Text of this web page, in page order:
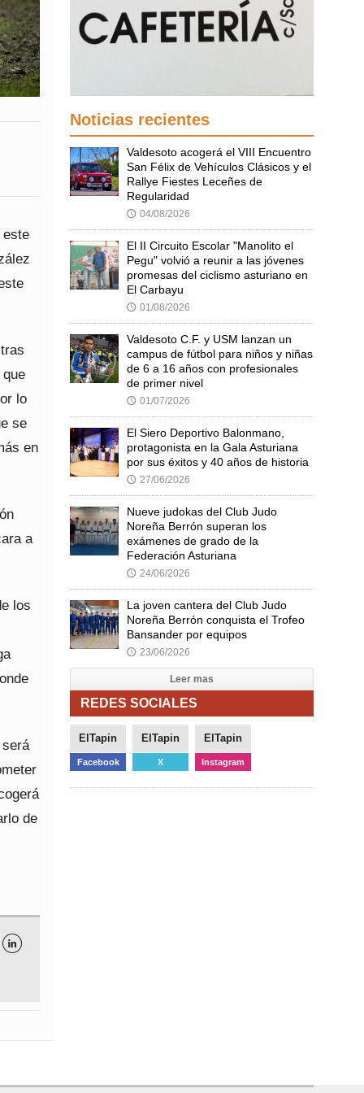
este
lo
se
en
a
los
de

Noticias recientes
Valdesoto acogerá el VIII Encuentro
San Félix de Vehículos Clásicos y el
Rallye Fiestes Leceñes de
Regularidad
🕔 04/08/2026
El II Circuito Escolar "Manolito el
Pegu" volvió a reunir a las jóvenes
promesas del ciclismo asturiano en
El Carbayu
🕔 01/08/2026
Valdesoto C.F. y USM lanzan un
campus de fútbol para niños y niñas
de 6 a 16 años con profesionales
de primer nivel
🕔 01/07/2026
El Siero Deportivo Balonmano,
protagonista en la Gala Asturiana
por sus éxitos y 40 años de historia
🕔 27/06/2026
Nueve judokas del Club Judo
Noreña Berrón superan los
exámenes de grado de la
Federación Asturiana
🕔 24/06/2026
La joven cantera del Club Judo
Noreña Berrón conquista el Trofeo
Bansander por equipos
🕔 23/06/2026
Leer mas
REDES SOCIALES
ElTapin
Facebook
ElTapin
X
ElTapin
Instagram